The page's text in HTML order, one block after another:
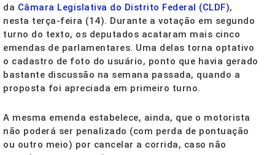
da Câmara Legislativa do Distrito Federal (CLDF),
nesta terça-feira (14). Durante a votação em segundo
turno do texto, os deputados acataram mais cinco
emendas de parlamentares. Uma delas torna optativo
o cadastro de foto do usuário, ponto que havia gerado
bastante discussão na semana passada, quando a
proposta foi apreciada em primeiro turno.
A mesma emenda estabelece, ainda, que o motorista
não poderá ser penalizado (com perda de pontuação
ou outro meio) por cancelar a corrida, caso não